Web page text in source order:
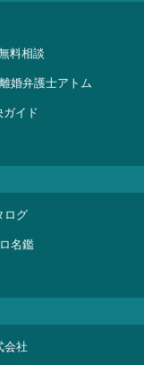
料相談
離婚弁護士アトム
ガイド
ログ
名鑑
会社